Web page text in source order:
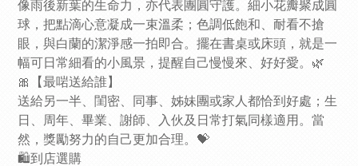
像雨後新葉的生命力，亦代表團圓守護。細小花瓣聚成圓
球，把點滴心意凝成一束溫柔；色調低飽和、耐看不搶
眼，與白蘭的潔淨感一拍即合。擺在書桌或床頭，就是一
幅可日常細看的小風景，提醒自己慢慢來、好好愛。🌿
🎀【最啱送給誰】
送給另一半、閨密、同事、姊妹團或家人都恰到好處；生
日、周年、畢業、謝師、入伙及日常打氣同樣適用。當
然，獎勵努力的自己更加合理。💝
🛍️到店選購